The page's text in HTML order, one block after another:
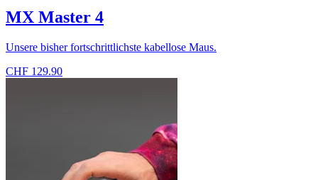
MX Master 4
Unsere bisher fortschrittlichste kabellose Maus.
CHF 129.90